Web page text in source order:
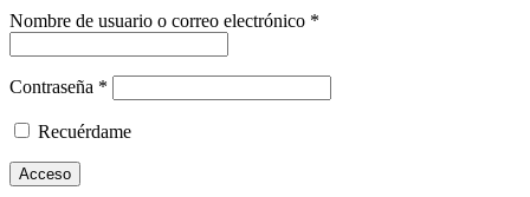
Nombre de usuario o correo electrónico *
Contraseña *
Recuérdame
Acceso